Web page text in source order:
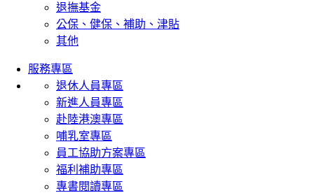
退撫基金
公保、健保、補助、津貼
其他
服務專區
退休人員專區
新進人員專區
赴陸港澳專區
哺乳室專區
員工協助方案專區
福利補助專區
專書閱讀專區